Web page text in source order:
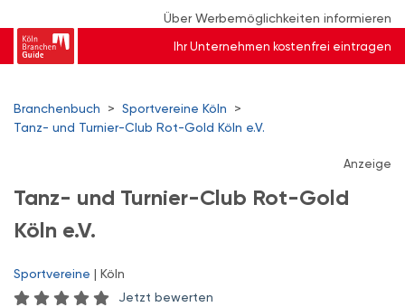
Über Werbemöglichkeiten informieren
Ihr Unternehmen kostenfrei eintragen
Branchenbuch > Sportvereine Köln
>
Tanz- und Turnier-Club Rot-Gold Köln e.V.
Anzeige
Tanz- und Turnier-Club Rot-Gold
Köln e.V.
Sportvereine | Köln
Jetzt bewerten